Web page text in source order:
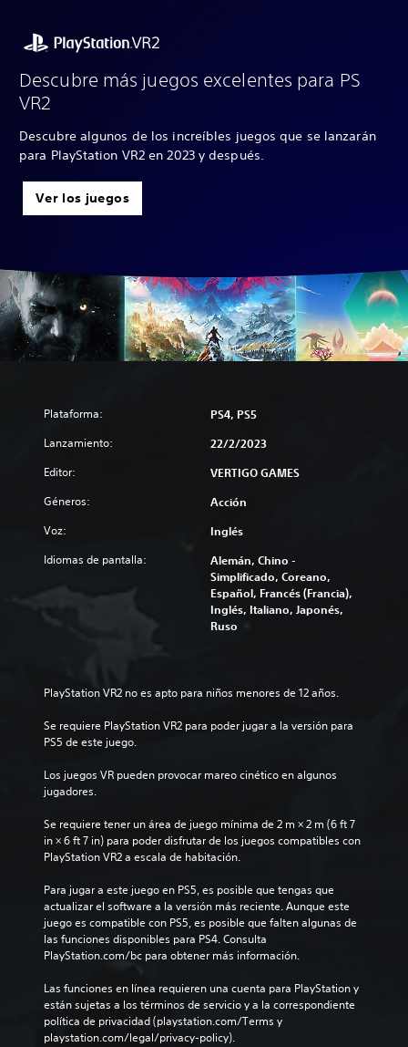
Descubre más juegos excelentes para PS
VR2
Descubre algunos de los increíbles juegos que se lanzarán
para PlayStation VR2 en 2023 y después.
Ver los juegos
Plataforma: PS4, PS5
Lanzamiento: 22/2/2023
Editor: VERTIGO GAMES
Géneros: Acción
Voz: Inglés
Idiomas de pantalla:
Alemán, Chino -
Simplificado, Coreano,
Español, Francés (Francia),
Inglés, Italiano, Japonés,
Ruso
PlayStation VR2 no es apto para niños menores de 12 años.
Se requiere PlayStation VR2 para poder jugar a la versión para
PS5 de este juego.
Los juegos VR pueden provocar mareo cinético en algunos
jugadores.
Se requiere tener un área de juego mínima de 2 m × 2 m (6 ft 7
in × 6 ft 7 in) para poder disfrutar de los juegos compatibles con
PlayStation VR2 a escala de habitación.
Para jugar a este juego en PS5, es posible que tengas que
actualizar el software a la versión más reciente. Aunque este
juego es compatible con PS5, es posible que falten algunas de
las funciones disponibles para PS4. Consulta
PlayStation.com/bc para obtener más información.
Las funciones en línea requieren una cuenta para PlayStation y
están sujetas a los términos de servicio y a la correspondiente
política de privacidad (playstation.com/Terms y
playstation.com/legal/privacy-policy).